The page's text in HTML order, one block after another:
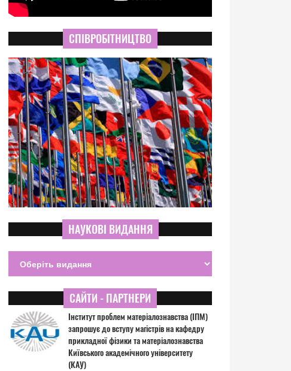
СПІВРОБІТНИЦТВО
НАУКОВІ ВИДАННЯ
САЙТИ - ПАРТНЕРИ
Інститут проблем матеріалознавства (ІПМ)
запрошує до вступу магістрів на кафедру
прикладної фізики та матеріалознавства
Київського академічного університету
(КАУ)